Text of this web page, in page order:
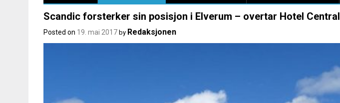
Scandic forsterker sin posisjon i Elverum – overtar Hotel Central
Posted on 19. mai 2017 by Redaksjonen